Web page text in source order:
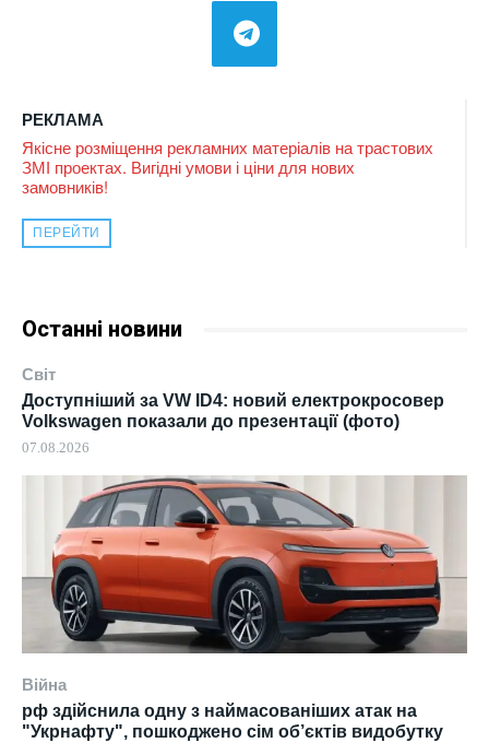
РЕКЛАМА
Якісне розміщення рекламних матеріалів на трастових
ЗМІ проектах. Вигідні умови і ціни для нових
замовників!
ПЕРЕЙТИ
Останні новини
Світ
Доступніший за VW ID4: новий електрокросовер
Volkswagen показали до презентації (фото)
07.08.2026
Війна
рф здійснила одну з наймасованіших атак на
"Укрнафту", пошкоджено сім об’єктів видобутку